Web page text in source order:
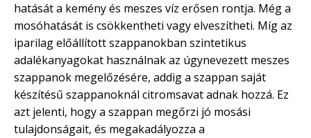
hatását a kemény és meszes víz erősen rontja. Még a
mosóhatását is csökkentheti vagy elveszítheti. Míg az
iparilag előállított szappanokban szintetikus
adalékanyagokat használnak az úgynevezett meszes
szappanok megelőzésére, addig a szappan saját
készítésű szappanoknál citromsavat adnak hozzá. Ez
azt jelenti, hogy a szappan megőrzi jó mosási
tulajdonságait, és megakadályozza a